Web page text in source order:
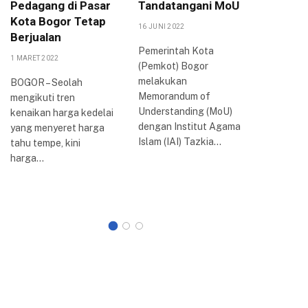
Pedagang di Pasar
Kota Bogor Tetap
Berjualan
1 MARET 2022
BOGOR – Seolah
mengikuti tren
kenaikan harga kedelai
yang menyeret harga
tahu tempe, kini
harga…
Tandatangani MoU
16 JUNI 2022
Pemerintah Kota
(Pemkot) Bogor
melakukan
Memorandum of
Understanding (MoU)
dengan Institut Agama
Islam (IAI) Tazkia…